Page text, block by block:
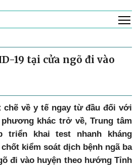
19 tại cửa ngõ đi vào
chẽ về y tế ngay từ đầu đối với
khác trở về, Trung tâm
triển khai test nhanh kháng
kiểm soát dịch bệnh ngã ba
đi vào huyện theo hướng Tỉnh